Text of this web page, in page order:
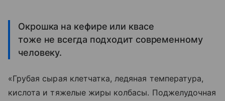
Окрошка на кефире или квасе
тоже не всегда подходит современному
человеку.
«Грубая сырая клетчатка, ледяная температура,
кислота и тяжелые жиры колбасы. Поджелудочная